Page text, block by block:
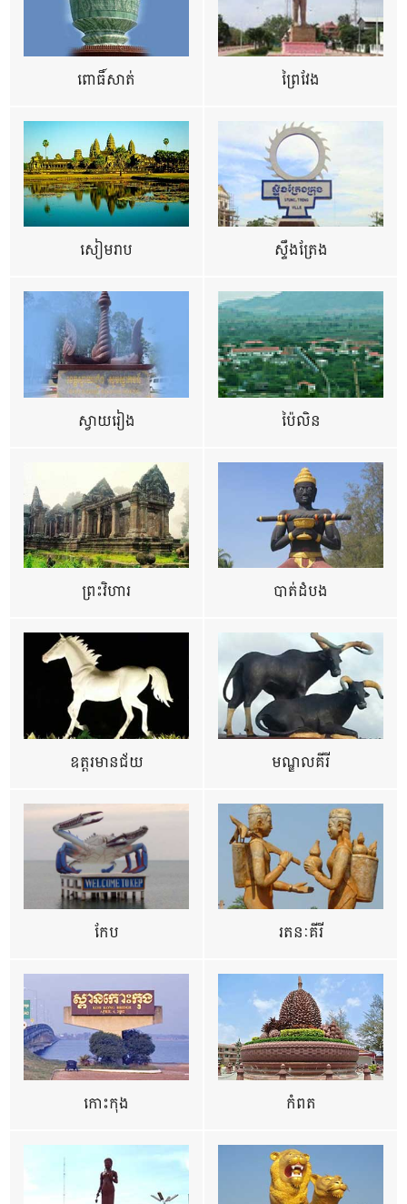
ពោធិ៍សាត់ ព្រៃវែង
សៀមរាប ស្ទឹងត្រែង
ស្វាយរៀង ប៉ៃលិន
ព្រះវិហារ បាត់ដំបង
ឧត្ដរមានជ័យ មណ្ឌលគីរី
កែប រតនៈគីរី
កោះកុង កំពត